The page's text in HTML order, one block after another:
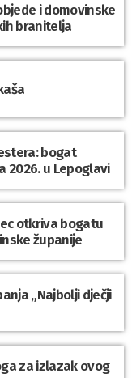
i domovinske
branitelja
bogat
2026. u Lepoglavi
otkriva bogatu
županije
„Najbolji dječji
za izlazak ovog